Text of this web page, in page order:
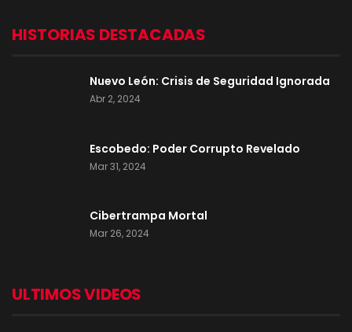
HISTORIAS DESTACADAS
Nuevo León: Crisis de Seguridad Ignorada
Abr 2, 2024
Escobedo: Poder Corrupto Revelado
Mar 31, 2024
Cibertrampa Mortal
Mar 26, 2024
ULTIMOS VIDEOS